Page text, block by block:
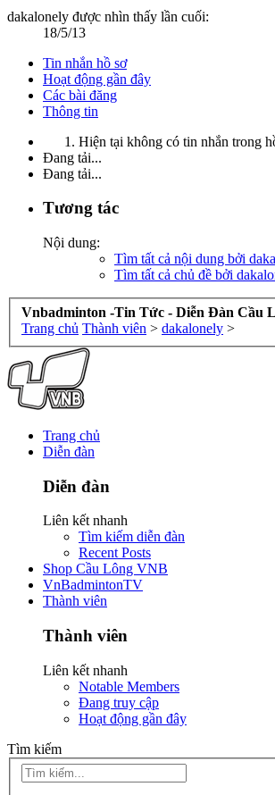
dakalonely được nhìn thấy lần cuối:
18/5/13
Tin nhắn hồ sơ
Hoạt động gần đây
Các bài đăng
Thông tin
Hiện tại không có tin nhắn trong
Đang tải...
Đang tải...
Tương tác
Nội dung:
Tìm tất cả nội dung bởi
Tìm tất cả chủ đề bởi
Vnbadminton -Tin Tức - Diễn Đàn Cầu
Trang chủ Thành viên > dakalonely >
Trang chủ
Diễn đàn
Diễn đàn
Liên kết nhanh
Tìm kiếm diễn đàn
Recent Posts
Shop Cầu Lông VNB
VnBadmintonTV
Thành viên
Thành viên
Liên kết nhanh
Notable Members
Đang truy cập
Hoạt động gần đây
Tìm kiếm